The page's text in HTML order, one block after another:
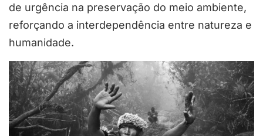
de urgência na preservação do meio ambiente,
reforçando a interdependência entre natureza e
humanidade.